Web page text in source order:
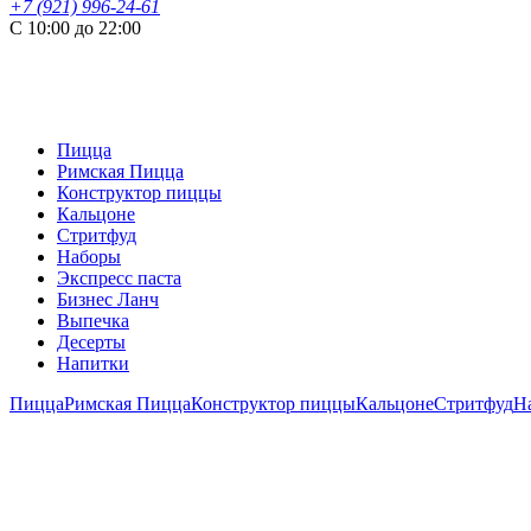
+7 (921) 996-24-61
С 10:00 до 22:00
Пицца
Римская Пицца
Конструктор пиццы
Кальцоне
Стритфуд
Наборы
Экспресс паста
Бизнес Ланч
Выпечка
Десерты
Напитки
ПиццаРимская ПиццаКонструктор пиццыКальцонеСтритфуд